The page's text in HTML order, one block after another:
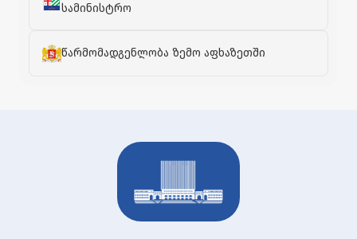
სამინისტრო
წარმომადგენლობა ზემო აფხაზეთში